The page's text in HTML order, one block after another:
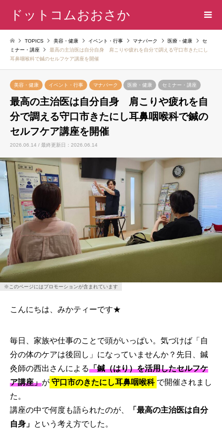
ドットコムおおさか
TOPICS 美容・健康 イベント・行事 マナパーク 医療・健康
セ
ミナー・講座
最高の主治医は自分自身 肩こりや疲れを自分で調える守口市きたにし
耳鼻咽喉科で鍼のセルフケア講座を開催
美容・健康 イベント・行事 マナパーク 医療・健康 セミナー・講座
最高の主治医は自分自身 肩こりや疲れを自
分で調える守口市きたにし耳鼻咽喉科で鍼の
セルフケア講座を開催
2026.06.14 / 最終更新日：2026.06.14
※このページにはプロモーションが含まれています
こんにちは、みかティーです★
毎日、家族や仕事のことで頭がいっぱい。気づけば「自
分の体のケアは後回し」になっていませんか？先日、鍼
灸師の西出さんによる「鍼（はり）を活用したセルフケ
ア講座」が 守口市のきたにし耳鼻咽喉科 で開催されまし
た。
講座の中で何度も語られたのが、
「最高の主治医は自分
自身」 という考え方でした。